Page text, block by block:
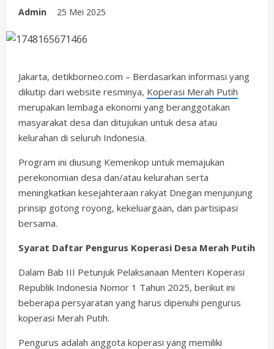
Admin 25 Mei 2025
Jakarta, detikborneo.com – Berdasarkan informasi yang
dikutip dari website resminya, Koperasi Merah Putih
merupakan lembaga ekonomi yang beranggotakan
masyarakat desa dan ditujukan untuk desa atau
kelurahan di seluruh Indonesia.
Program ini diusung Kemenkop untuk memajukan
perekonomian desa dan/atau kelurahan serta
meningkatkan kesejahteraan rakyat Dnegan menjunjung
prinsip gotong royong, kekeluargaan, dan partisipasi
bersama.
Syarat Daftar Pengurus Koperasi Desa Merah Putih
Dalam Bab III Petunjuk Pelaksanaan Menteri Koperasi
Republik Indonesia Nomor 1 Tahun 2025, berikut ini
beberapa persyaratan yang harus dipenuhi pengurus
koperasi Merah Putih.
Pengurus adalah anggota koperasi yang memiliki